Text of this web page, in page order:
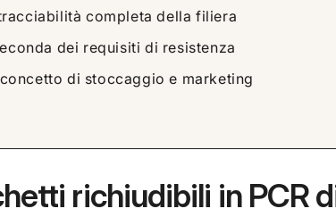
completa della filiera
dei requisiti di resistenza
di stoccaggio e marketing
richiudibili in PCR